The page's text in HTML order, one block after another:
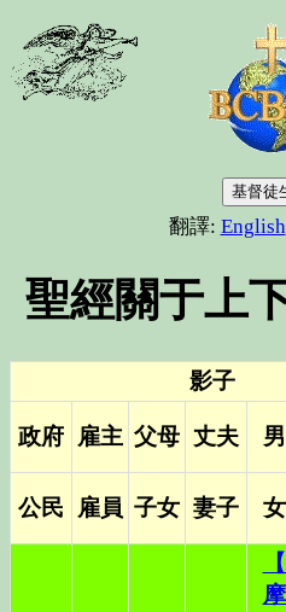
基督徒
翻譯: English
聖經關于上
影子
政府 雇主 父母 丈夫
公民 雇員 子女 妻子